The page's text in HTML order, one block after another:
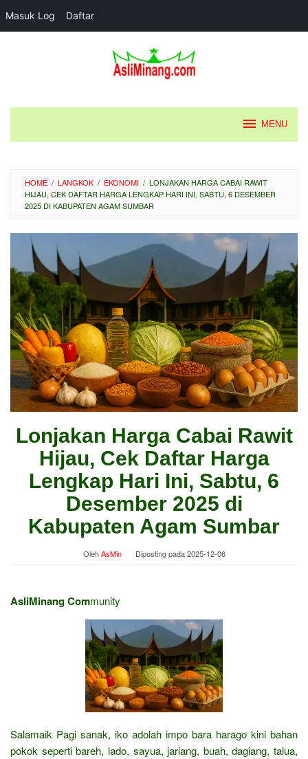
Masuk Log Daftar
MENU
HOME / LANGKOK / EKONOMI / LONJAKAN HARGA CABAI RAWIT
HIJAU, CEK DAFTAR HARGA LENGKAP HARI INI, SABTU, 6 DESEMBER
2025 DI KABUPATEN AGAM SUMBAR
Lonjakan Harga Cabai Rawit
Hijau, Cek Daftar Harga
Lengkap Hari Ini, Sabtu, 6
Desember 2025 di
Kabupaten Agam Sumbar
OlehAsMin Diposting pada2025-12-06
AsliMinang Community
Salamaik Pagi sanak, iko adolah impo bara harago kini bahan
pokok seperti bareh, lado, sayua, jariang, buah, dagiang, talua,